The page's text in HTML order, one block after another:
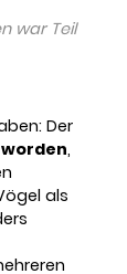
war Teil
Der
,
als